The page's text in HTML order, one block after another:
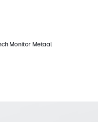
Monitor Metaal